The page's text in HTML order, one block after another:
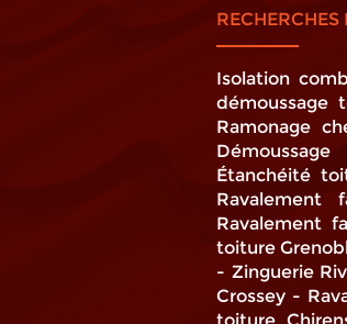
RECHERCHES
Isolation
démoussage
Ramonage
Étanchéité
Ravalement
Ravalement
toiture
Zinguerie
Crossey